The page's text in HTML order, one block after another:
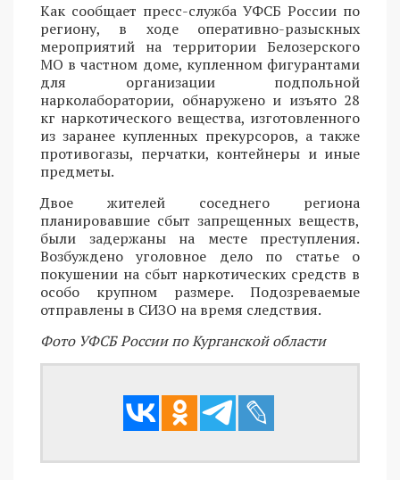
Как сообщает пресс-служба УФСБ России по
региону, в ходе оперативно-разыскных
мероприятий на территории Белозерского
МО в частном доме, купленном фигурантами
для организации подпольной
нарколаборатории, обнаружено и изъято 28
кг наркотического вещества, изготовленного
из заранее купленных прекурсоров, а также
противогазы, перчатки, контейнеры и иные
предметы.
Двое жителей соседнего региона
планировавшие сбыт запрещенных веществ,
были задержаны на месте преступления.
Возбуждено уголовное дело по статье о
покушении на сбыт наркотических средств в
особо крупном размере. Подозреваемые
отправлены в СИЗО на время следствия.
Фото УФСБ России по Курганской области